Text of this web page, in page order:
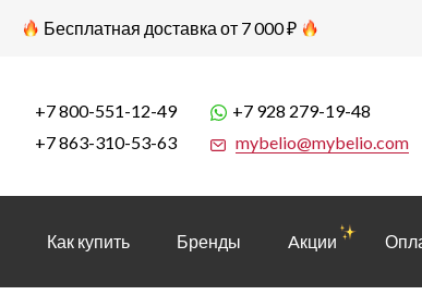
Бесплатная доставка от 7 000 ₽
+7 800-551-12-49
+7 863-310-53-63
+7 928 279-19-48
mybelio@mybelio.com
Как купить Бренды Aкции